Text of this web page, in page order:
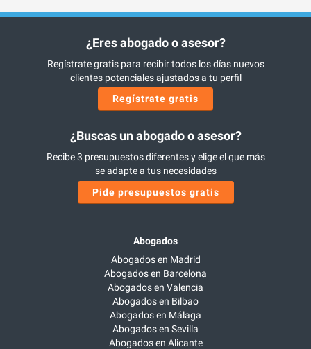
¿Eres abogado o asesor?
Regístrate gratis para recibir todos los días nuevos
clientes potenciales ajustados a tu perfil
Regístrate gratis
¿Buscas un abogado o asesor?
Recibe 3 presupuestos diferentes y elige el que más
se adapte a tus necesidades
Pide presupuestos gratis
Abogados
Abogados en Madrid
Abogados en Barcelona
Abogados en Valencia
Abogados en Bilbao
Abogados en Málaga
Abogados en Sevilla
Abogados en Alicante